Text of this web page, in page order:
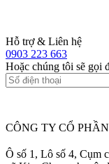
Hỗ trợ & Liên hệ
0903 223 663
Hoặc chúng tôi sẽ gọi
CÔNG TY CỔ
Ô số 1, Lô số 4, Cụm